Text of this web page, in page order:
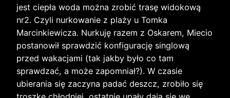
jest ciepła woda można zrobić trasę widokową
nr2. Czyli nurkowanie z plaży u Tomka
Marcinkiewicza. Nurkuję razem z Oskarem, Miecio
postanowił sprawdzić konfigurację singlową
przed wakacjami (tak jakby było co tam
sprawdzać, a może zapomniał?). W czasie
ubierania się zaczyna padać deszcz, zrobiło się